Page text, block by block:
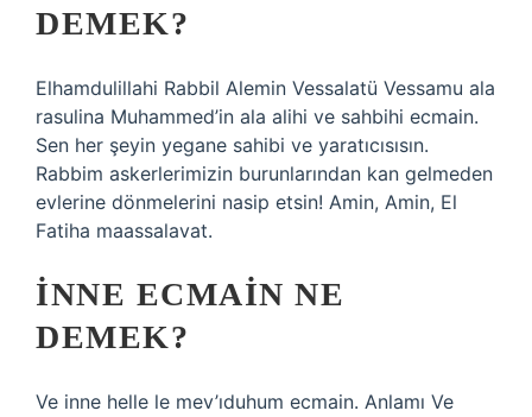
DEMEK?
Elhamdulillahi Rabbil Alemin Vessalatü Vessamu ala
rasulina Muhammed’in ala alihi ve sahbihi ecmain.
Sen her şeyin yegane sahibi ve yaratıcısısın.
Rabbim askerlerimizin burunlarından kan gelmeden
evlerine dönmelerini nasip etsin! Amin, Amin, El
Fatiha maassalavat.
İNNE ECMAIN NE
DEMEK?
Ve inne helle le mev’ıduhum ecmain. Anlamı Ve